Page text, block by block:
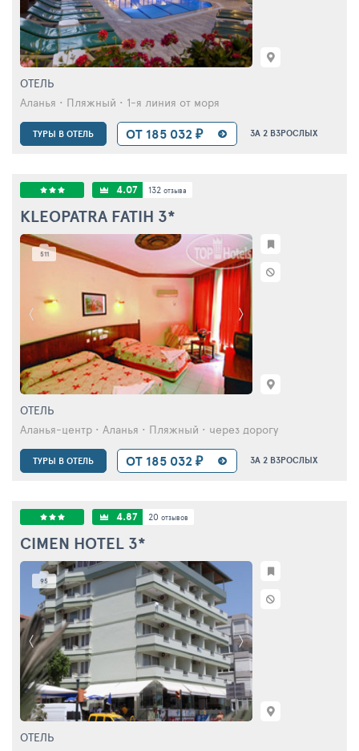
ОТЕЛЬ
Аланья • Пляжный • 1-я линия от моря
ТУРЫ В ОТЕЛЬ ОТ 185 032 ₽ ЗА 2 ВЗРОСЛЫХ
511
4.07 132 отзыва
KLEOPATRA FATIH 3*
ОТЕЛЬ
Аланья-центр • Аланья • Пляжный • через дорогу
ТУРЫ В ОТЕЛЬ ОТ 185 032 ₽ ЗА 2 ВЗРОСЛЫХ
95
4.87 20 отзывов
CIMEN HOTEL 3*
ОТЕЛЬ